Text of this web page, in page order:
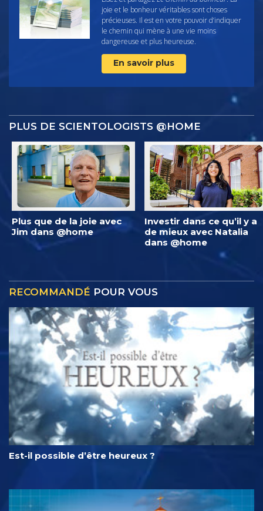
joie et le bonheur véritables sont choses
précieuses. Il est en votre pouvoir d’indiquer
le chemin qui mène à une vie moins
dangereuse et plus heureuse.
En savoir plus
PLUS DE SCIENTOLOGISTS @HOME
Plus que de la joie avec
Jim dans @home
Investir dans ce qu’il y a
de mieux avec Natalia
dans @home
RECOMMANDÉ POUR VOUS
Est-il possible d’être heureux ?